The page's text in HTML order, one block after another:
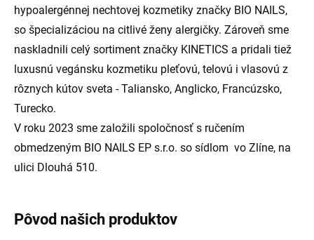
hypoalergénnej nechtovej kozmetiky značky BIO NAILS,
so špecializáciou na citlivé ženy alergičky. Zároveň sme
naskladnili celý sortiment značky KINETICS a pridali tiež
luxusnú vegánsku kozmetiku pleťovú, telovú i vlasovú z
rôznych kútov sveta - Taliansko, Anglicko, Francúzsko,
Turecko.
V roku 2023 sme založili spoločnosť s ručením
obmedzeným BIO NAILS EP s.r.o. so sídlom vo Zlíne, na
ulici Dlouhá 510.
Pôvod našich produktov